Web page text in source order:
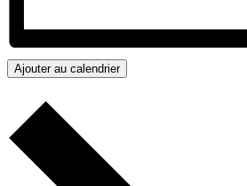
Ajouter au calendrier